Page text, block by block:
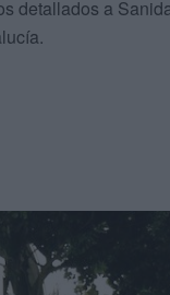
detallados a